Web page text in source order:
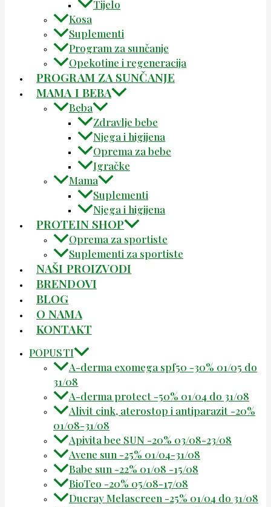
Tijelo
Kosa
Suplementi
Program za sunčanje
Opekotine i regeneracija
PROGRAM ZA SUNČANJE
MAMA I BEBA
Beba
Zdravlje bebe
Njega i higijena
Oprema za bebe
Igračke
Mama
Suplementi
Njega i higijena
PROTEIN SHOP
Oprema za sportiste
Suplementi za sportiste
NAŠI PROIZVODI
BRENDOVI
BLOG
O NAMA
KONTAKT
POPUSTI
A-derma exomega spf50 -30% 01/05 do
31/08
A-derma protect -50% 01/04 do 31/08
Alivit cink, aterostop i antiparazit -20%
01/08-31/08
Apivita bee SUN -20% 03/08-23/08
Avene sun -25% 01/04-31/08
Babe sun -22% 01/08 -15/08
BioTeo -20% 05/08-17/08
Ducray Melascreen -25% 01/04 do 31/08